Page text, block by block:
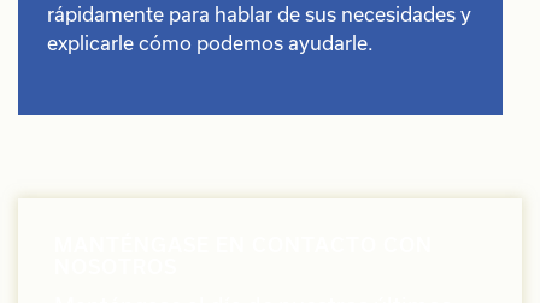
rápidamente para hablar de sus necesidades y
explicarle cómo podemos ayudarle.